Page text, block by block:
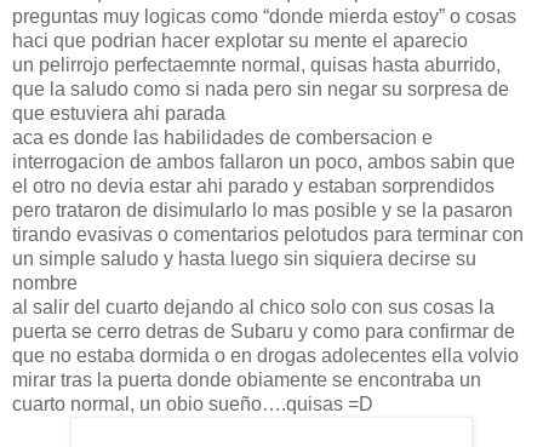
preguntas muy logicas como “donde mierda estoy” o cosas
haci que podrian hacer explotar su mente el aparecio
un pelirrojo perfectaemnte normal, quisas hasta aburrido,
que la saludo como si nada pero sin negar su sorpresa de
que estuviera ahi parada
aca es donde las habilidades de combersacion e
interrogacion de ambos fallaron un poco, ambos sabin que
el otro no devia estar ahi parado y estaban sorprendidos
pero trataron de disimularlo lo mas posible y se la pasaron
tirando evasivas o comentarios pelotudos para terminar con
un simple saludo y hasta luego sin siquiera decirse su
nombre
al salir del cuarto dejando al chico solo con sus cosas la
puerta se cerro detras de Subaru y como para confirmar de
que no estaba dormida o en drogas adolecentes ella volvio
mirar tras la puerta donde obiamente se encontraba un
cuarto normal, un obio sueño….quisas =D